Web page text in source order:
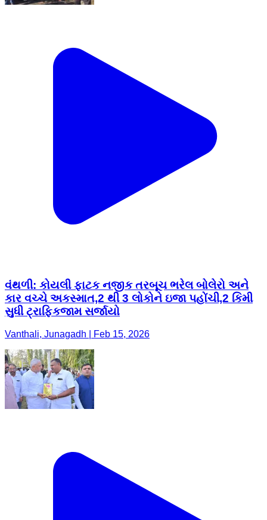
વંથળી: કોયલી ફાટક નજીક તરબૂચ ભરેલ બોલેરો અને
કાર વચ્ચે અકસ્માત,2 થી 3 લોકોને ઇજા પહોંચી,2 કિમી
સુધી ટ્રાફિકજામ સર્જાયો
Vanthali, Junagadh | Feb 15, 2026